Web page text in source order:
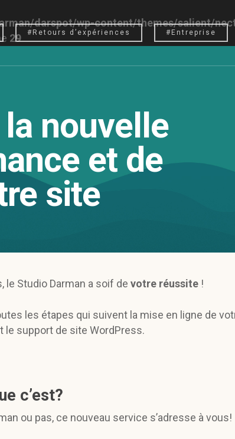
darspot/wp-content/themes/salient/
29 #Retours d’expériences #Entreprise
nouvelle
et de
site
Studio Darman a soif de votre réussite !
les étapes qui suivent la mise en ligne de
le support de site WordPress.
c’est?
ou pas, ce nouveau service s’adresse à vous!